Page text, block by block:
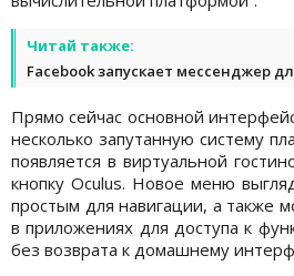
Читай также:
Facebook запускает мессенджер
Прямо сейчас основной
несколько запутанную систему
появляется в виртуальной
кнопку Oculus. Новое меню
простым для навигации, а также
в приложениях для доступа к
без возврата к домашнему